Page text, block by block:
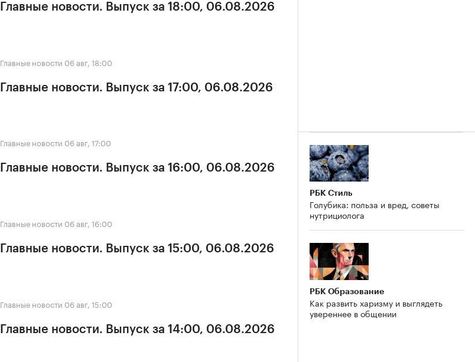
Главные новости. Выпуск за 18:00, 06.08.2026
Главные новости 06 авг, 18:00
Главные новости. Выпуск за 17:00, 06.08.2026
Главные новости 06 авг, 17:00
Главные новости. Выпуск за 16:00, 06.08.2026
Главные новости 06 авг, 16:00
Главные новости. Выпуск за 15:00, 06.08.2026
Главные новости 06 авг, 15:00
Главные новости. Выпуск за 14:00, 06.08.2026
РБК Стиль
Голубика: польза и вред, советы
нутрициолога
РБК Образование
Как развить харизму и выглядеть
увереннее в общении